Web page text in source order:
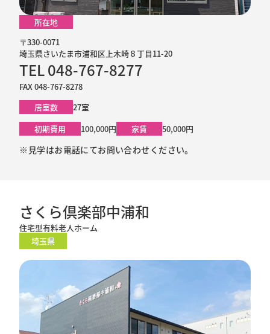
所在地
〒330-0071
埼玉県さいたま市浦和区上木崎８丁目11-20
TEL 048-767-8277
FAX 048-767-8278
居室数
27室
初期費用
100,000円 家賃 50,000円
※見学はお電話にてお問い合わせください。
さくら倶楽部中浦和
住宅型有料老人ホーム
埼玉県